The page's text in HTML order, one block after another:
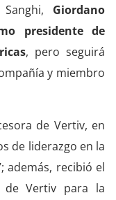
Giordano
presidente de
, pero seguirá
y miembro
de Vertiv, en
de liderazgo en la
además, recibió el
de Vertiv para la